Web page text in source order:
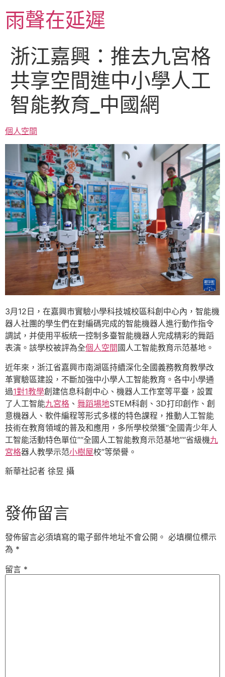
至
主雨聲在延遲
浙江嘉興：推去九宮格
共享空間進中小學人工
智能教育_中國網
個人空間
3月12日，在嘉興市實驗小學科技城校區科創中心內，智能機
器人社團的學生們在對編碼完成的智能機器人進行動作指令
調試，并使用平板統一控制多臺智能機器人完成精彩的舞蹈
表演。該學校被評為全個人空間 國人工智能教育示范基地。
近年來，浙江省嘉興市南湖區持續深化全國義務教育教學改
革實驗區建設，不斷加強中小學人工智能教育。各中小學通
過1對1教學創建信息科創中心、機器人工作室等平臺，設置
了人工智能九宮格 、 舞蹈場地STEM科創、3D打印創作、創
意機器人、軟件編程等形式多樣的特色課程，推動人工智能
技術在教育領域的普及和應用，多所學校榮獲“全國青少年人
工智能活動特色單位”“全國人工智能教育示范基地”“省級機九
宮格器人教學示范小樹屋校”等榮譽。
新華社記者 徐昱 攝
發佈留言
發佈留言必須填寫的電子郵件地址不會公開。 必填欄位標示
為 *
留言 *